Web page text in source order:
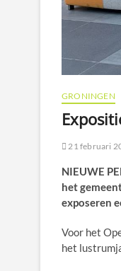
GRONINGEN
21 februari
NIEUWE
het
exposeren
Voor het
het